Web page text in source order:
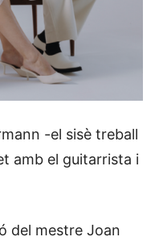
-el sisè treball
amb el guitarrista i
del mestre Joan